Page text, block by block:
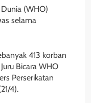
(WHO)
selama
413 korban
Bicara WHO
Perserikatan
4).